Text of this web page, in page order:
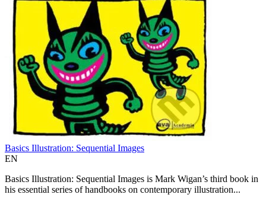
Basics Illustration: Sequential Images
EN
Basics Illustration: Sequential Images is Mark Wigan’s third book in
his essential series of handbooks on contemporary illustration...